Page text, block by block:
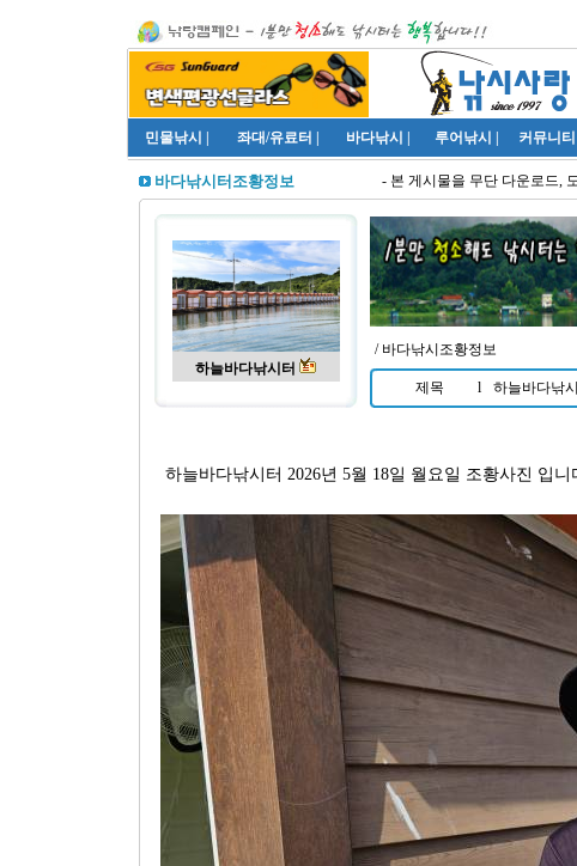
민물낚시 좌대/유료터 바다낚시 루어낚시 커뮤니티
바다낚시터조황정보 - 본 게시물을 무단 다운로드,
하늘바다낚시터
/ 바다낚시조황정보
제목 l 하늘바다낚
하늘바다낚시터 2026년 5월 18일 월요일 조황사진 입니